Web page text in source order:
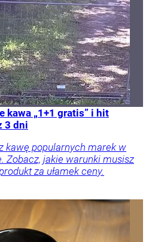
kawa „1+1 gratis” i hit
3 dni
kawę popularnych marek w
Zobacz, jakie warunki musisz
za ułamek ceny.